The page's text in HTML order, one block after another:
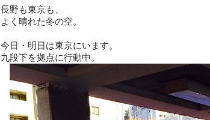
長野も東京も、
よく晴れた冬の空。
今日・明日は東京にいます。
九段下を拠点に行動中。